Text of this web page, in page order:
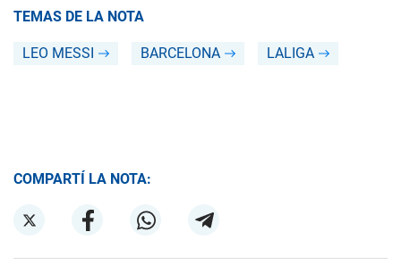
TEMAS DE LA NOTA
LEO MESSI BARCELONA LALIGA
COMPARTÍ LA NOTA: